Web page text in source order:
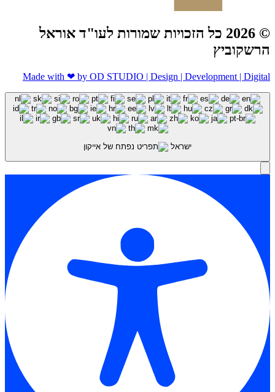
© 2026 כל הזכויות שמורות לעו"ד אוראל
הרשקוביץ
Made with ❤ by OD STUDIO | Design | Development | Digital
ישראל